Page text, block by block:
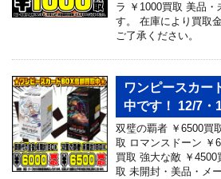
ラ ￥1000買取 美品・
す。 在庫により買取
ご了承ください。
ワンピースカー
中です！ 12/7・
双璧の覇者 ￥6500買
取 ロマンスドーン ￥
買取 強大な敵 ￥
取 未開封・美品・メ